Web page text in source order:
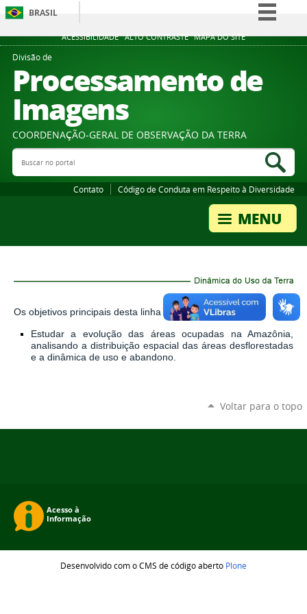
ACESSIBILIDADE ALTO CONTRASTE MAPA DO SITE
BRASIL
Simplifique!
Participe
Divisão de
Processamento de
Imagens
COORDENAÇÃO-GERAL DE OBSERVAÇÃO DA TERRA
Buscar no portal
Contato Código de Conduta em Respeito à Diversidade
Os objetivos principais desta linha de pesquisa são:
Estudar a evolução das áreas ocupadas na Amazônia,
analisando a distribuição espacial das áreas desflorestadas
e a dinâmica de uso e abandono.
Voltar para o topo
Desenvolvido com o CMS de código aberto Plone